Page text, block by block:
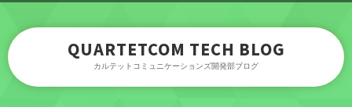
QUARTETCOM TECH BLOG
カルテットコミュニケーションズ開発部ブログ